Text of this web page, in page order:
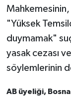
"Yüksek
duymamak"
yasak cezası
söylemlerinin
AB üyeliği,